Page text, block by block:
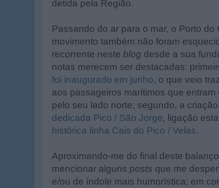
detida pela Região.
Passando do ar para o mar, o Porto
movimento também não foram
recorrente neste blog desde a sua
notas merecem ser destacadas:
foi inaugurado em junho, o que veio
aos passageiros marítimos que
pelo seu lado norte; segundo, a
dedicada Pico / São Jorge, ligação
histórica linha Cais do Pico / Velas.
Aproximando-me do final deste
mencionar alguns posts que me
e/ou de índole mais humorística; em